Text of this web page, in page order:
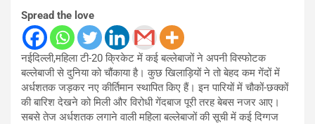
Spread the love
नईदिल्ली,महिला टी-20 क्रिकेट में कई बल्लेबाजों ने अपनी विस्फोटक
बल्लेबाजी से दुनिया को चौंकाया है। कुछ खिलाड़ियों ने तो बेहद कम गेंदों में
अर्धशतक जड़कर नए कीर्तिमान स्थापित किए हैं। इन पारियों में चौकों-छक्कों
की बारिश देखने को मिली और विरोधी गेंदबाज पूरी तरह बेबस नजर आए।
सबसे तेज अर्धशतक लगाने वाली महिला बल्लेबाजों की सूची में कई दिग्गज